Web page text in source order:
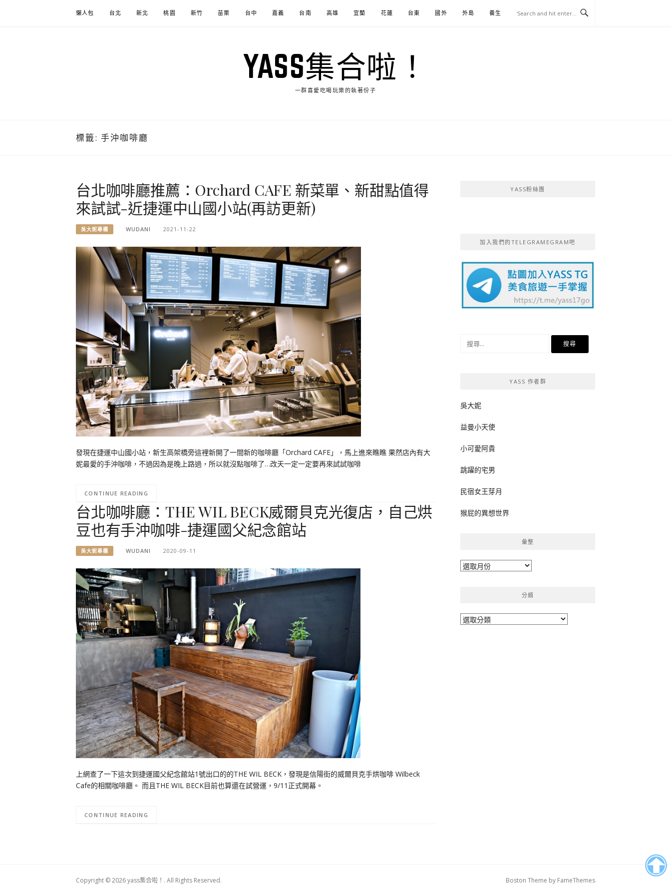
懶人包 台北 新北 桃園 新竹 苗栗 台中 嘉義 台南 高雄 宜蘭 花蓮 台東 國外 外島 養生 伴手禮
YASS集合啦！
一群喜愛吃喝玩樂的執著份子
標籤: 手沖咖啡廳
台北咖啡廳推薦：Orchard CAFE 新菜單、新甜點值得
來試試-近捷運中山國小站(再訪更新)
吳大妮專欄 WUDANI 2021-11-22
發現在捷運中山國小站，新生高架橋旁這裡新開了一間新的咖啡廳「Orchard CAFE」，馬上進來瞧瞧 果然店內有大
妮最愛的手沖咖啡，不過因為是晚上路過，所以就沒點咖啡了…改天一定一定要再來試試咖啡
CONTINUE READING
台北咖啡廳：THE WIL BECK威爾貝克光復店，自己烘
豆也有手沖咖啡-捷運國父紀念館站
吳大妮專欄 WUDANI 2020-09-11
上網查了一下這次到捷運國父紀念館站1號出口的的THE WIL BECK，發現是信陽街的威爾貝克手烘咖啡 Wilbeck
Cafe的相關咖啡廳。 而且THE WIL BECK目前也算還在試營運，9/11正式開幕。
CONTINUE READING
YASS粉絲團
加入我們的TELEGRAMEGRAM吧
YASS 作者群
吳大妮
益曼小天使
小可愛阿貴
跳躍的宅男
民宿女王芽月
猴屁的異想世界
彙整
彙
分類
分
Copyright © 2026 yass集合啦！. All Rights Reserved. Boston Theme by FameThemes